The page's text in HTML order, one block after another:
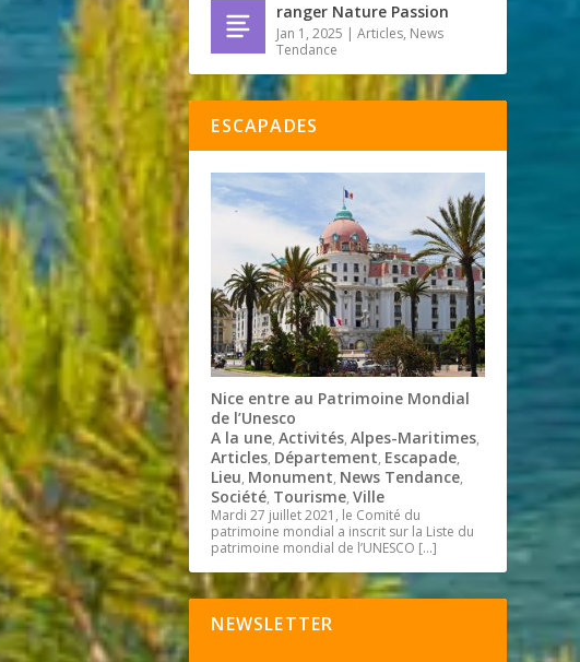
ranger Nature Passion
Jan 1, 2025 |Articles, News
Tendance
ESCAPADES
Nice entre au Patrimoine Mondial
de l’Unesco
A la une,Activités,Alpes-Maritimes,
Articles, Département, Escapade,
Lieu, Monument, News Tendance,
Société, Tourisme,Ville
Mardi 27 juillet 2021, le Comité du
patrimoine mondial a inscrit sur la Liste du
patrimoine mondial de l’UNESCO […]
NEWSLETTER